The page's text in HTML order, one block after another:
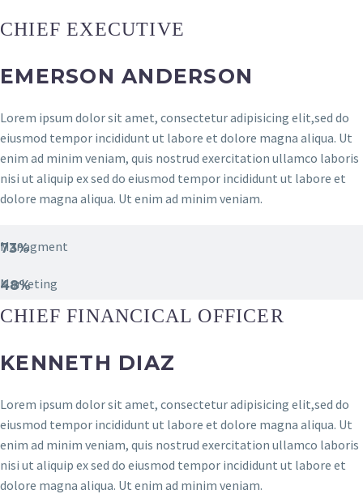
CHIEF EXECUTIVE
EMERSON ANDERSON
Lorem ipsum dolor sit amet, consectetur adipisicing elit,sed do
eiusmod tempor incididunt ut labore et dolore magna aliqua. Ut
enim ad minim veniam, quis nostrud exercitation ullamco laboris
nisi ut aliquip ex sed do eiusmod tempor incididunt ut labore et
dolore magna aliqua. Ut enim ad minim veniam.
Managment
73%
Marketing
48%
CHIEF FINANCICAL OFFICER
KENNETH DIAZ
Lorem ipsum dolor sit amet, consectetur adipisicing elit,sed do
eiusmod tempor incididunt ut labore et dolore magna aliqua. Ut
enim ad minim veniam, quis nostrud exercitation ullamco laboris
nisi ut aliquip ex sed do eiusmod tempor incididunt ut labore et
dolore magna aliqua. Ut enim ad minim veniam.